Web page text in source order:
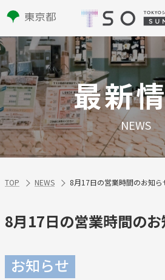
最新
NEWS
TOP NEWS 8月17日の営業時間のお知ら
8月17日の営業時間の
お知らせ